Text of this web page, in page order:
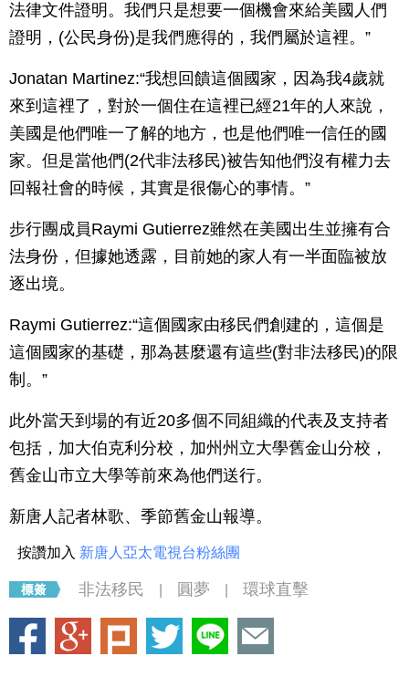
法律文件證明。我們只是想要一個機會來給美國人們
證明，(公民身份)是我們應得的，我們屬於這裡。”
Jonatan Martinez:“我想回饋這個國家，因為我4歲就
來到這裡了，對於一個住在這裡已經21年的人來說，
美國是他們唯一了解的地方，也是他們唯一信任的國
家。但是當他們(2代非法移民)被告知他們沒有權力去
回報社會的時候，其實是很傷心的事情。”
步行團成員Raymi Gutierrez雖然在美國出生並擁有合
法身份，但據她透露，目前她的家人有一半面臨被放
逐出境。
Raymi Gutierrez:“這個國家由移民們創建的，這個是
這個國家的基礎，那為甚麼還有這些(對非法移民)的限
制。”
此外當天到場的有近20多個不同組織的代表及支持者
包括，加大伯克利分校，加州州立大學舊金山分校，
舊金山市立大學等前來為他們送行。
新唐人記者林歌、季節舊金山報導。
按讚加入 新唐人亞太電視台粉絲團
非法移民 圓夢 環球直擊